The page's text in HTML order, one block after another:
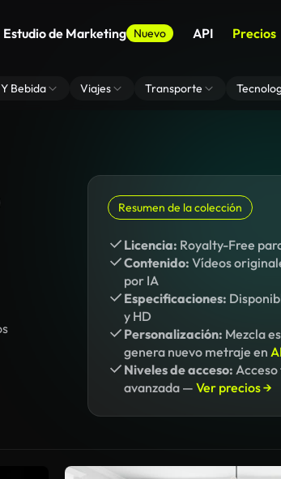
Estudio de Marketing Nuevo API Precios
Bebida Viajes Transporte
Resumen de la colección
Licencia: Royalty-Free
Contenido: Vídeos
por IA
Especificaciones:
y HD
Personalización: Mezcla
genera nuevo metraje en
Niveles de acceso:
avanzada — Ver precios →